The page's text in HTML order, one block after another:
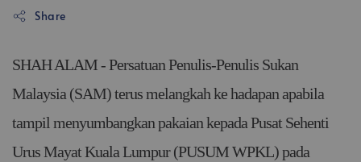
Share
SHAH ALAM - Persatuan Penulis-Penulis Sukan
Malaysia (SAM) terus melangkah ke hadapan apabila
tampil menyumbangkan pakaian kepada Pusat Sehenti
Urus Mayat Kuala Lumpur (PUSUM WPKL) pada